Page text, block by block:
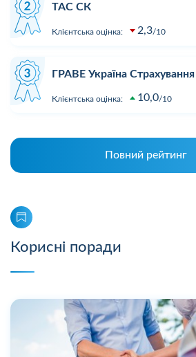
ТАС СК
Клієнтська оцінка: 2,3 10
ГРАВЕ Україна
Клієнтська оцінка: 10,0 10
Повний рейтинг
Корисні поради